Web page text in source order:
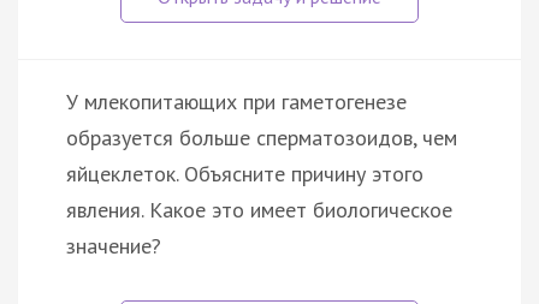
У млекопитающих при гаметогенезе
образуется больше сперматозоидов, чем
яйцеклеток. Объясните причину этого
явления. Какое это имеет биологическое
значение?